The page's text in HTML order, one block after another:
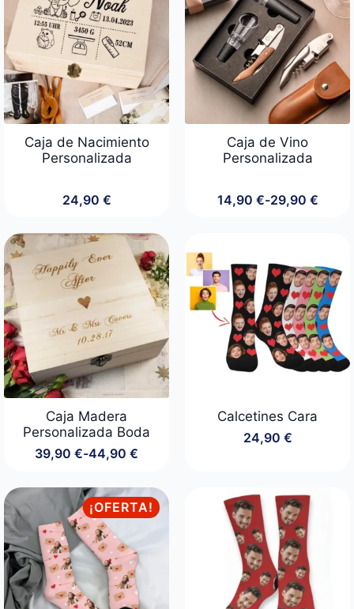
Caja de Nacimiento
Personalizada
24,90 €
Caja de Vino
Personalizada
14,90 €-29,90 €
Rango
14,90 €
hasta
29,90 €
Caja Madera
Personalizada Boda
39,90 €-44,90 €
Rango
precios:
desde
39,90 €
hasta
44,90 €
Calcetines Cara
24,90 €
¡OFERTA!